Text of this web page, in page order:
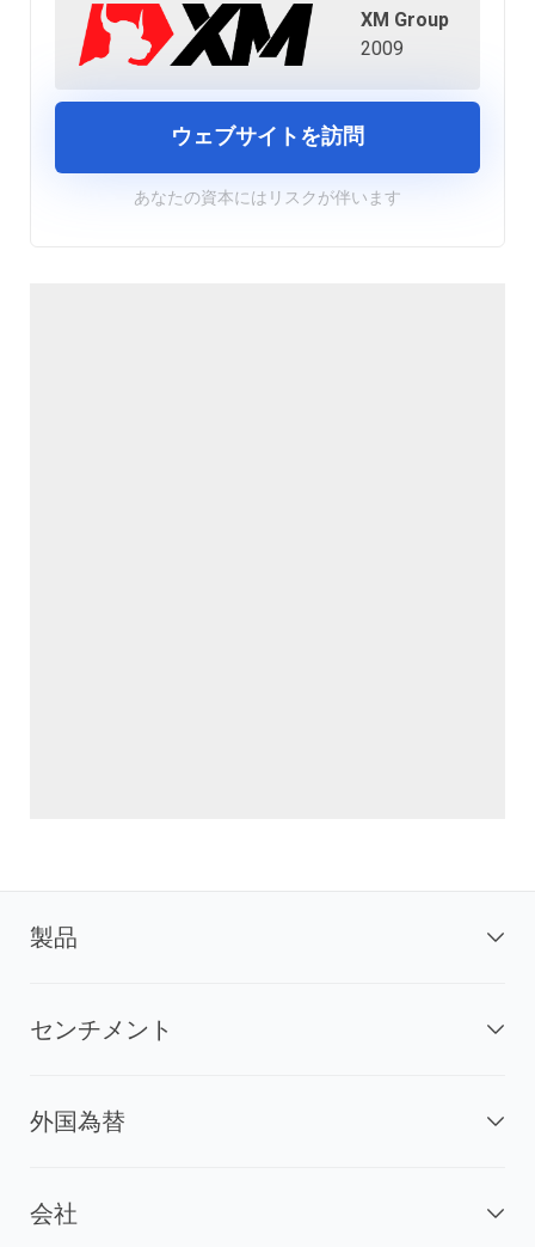
XM Group
2009
ウェブサイトを訪問
あなたの資本にはリスクが伴います
製品
センチメント
外国為替
会社